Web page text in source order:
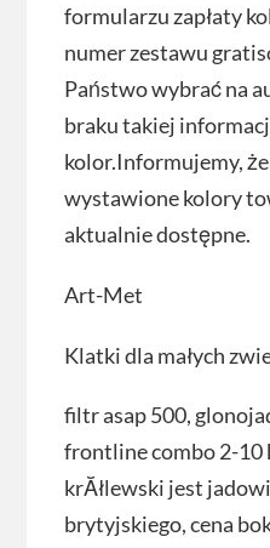
formularzu zapłaty
numer zestawu
Państwo wybrać na
braku takiej
kolor.Informujemy,
wystawione kolory
aktualnie dostępne.
Art-Met
Klatki dla małych
filtr asap 500,
frontline combo 2-10
krĂłlewski jest
brytyjskiego, cena